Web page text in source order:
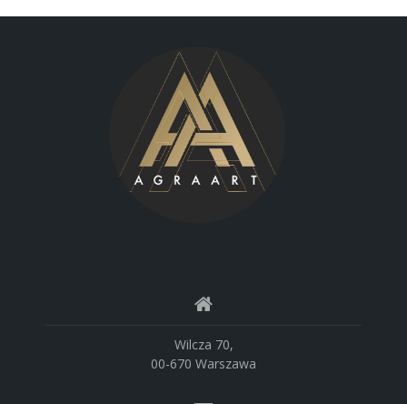
Wilcza 70,
00-670 Warszawa